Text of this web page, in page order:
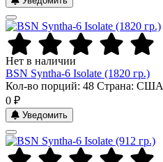
Нет в наличии
BSN Syntha-6 Isolate (1820 гр.)
Кол-во порций: 48 Страна: США
0 ₽
Уведомить